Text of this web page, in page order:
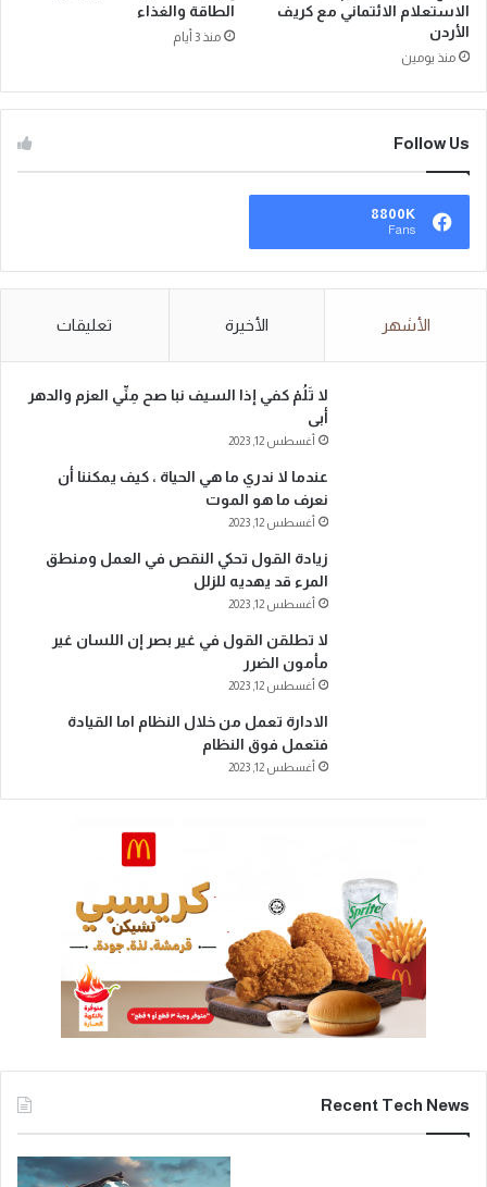
الاستعلام الائتماني مع كريف
الأردن
منذ يومين
الطاقة والغذاء
منذ 3 أيام
Follow Us
8800K
Fans
الأشهر الأخيرة تعليقات
لا تَلُمْ كفي إذا السيف نبا صح مِنِّي العزم والدهر
أبى
أغسطس 12, 2023
عندما لا ندري ما هي الحياة ، كيف يمكننا أن
نعرف ما هو الموت
أغسطس 12, 2023
زيادة القول تحكي النقص في العمل ومنطق
المرء قد يهديه للزلل
أغسطس 12, 2023
لا تطلقن القول في غير بصر إن اللسان غير
مأمون الضرر
أغسطس 12, 2023
الادارة تعمل من خلال النظام اما القيادة
فتعمل فوق النظام
أغسطس 12, 2023
Recent Tech News